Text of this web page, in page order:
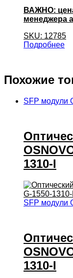
ВАЖНО:
менеджера
SKU: 12785
Подробнее
Похожие
SFP модули
1310-I
SFP модули
1310-I